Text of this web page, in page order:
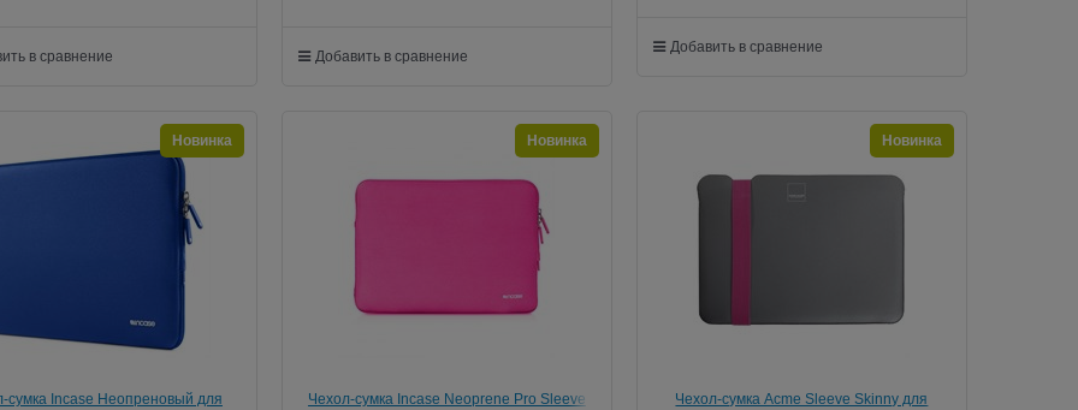
в сравнение Добавить в сравнение
Добавить в сравнение
сумка Incase Неопреновый для
Новинка
Чехол-сумка Incase Neoprene Pro Sleeve
Новинка
Чехол-сумка Acme Sleeve Skinny для
Новинка